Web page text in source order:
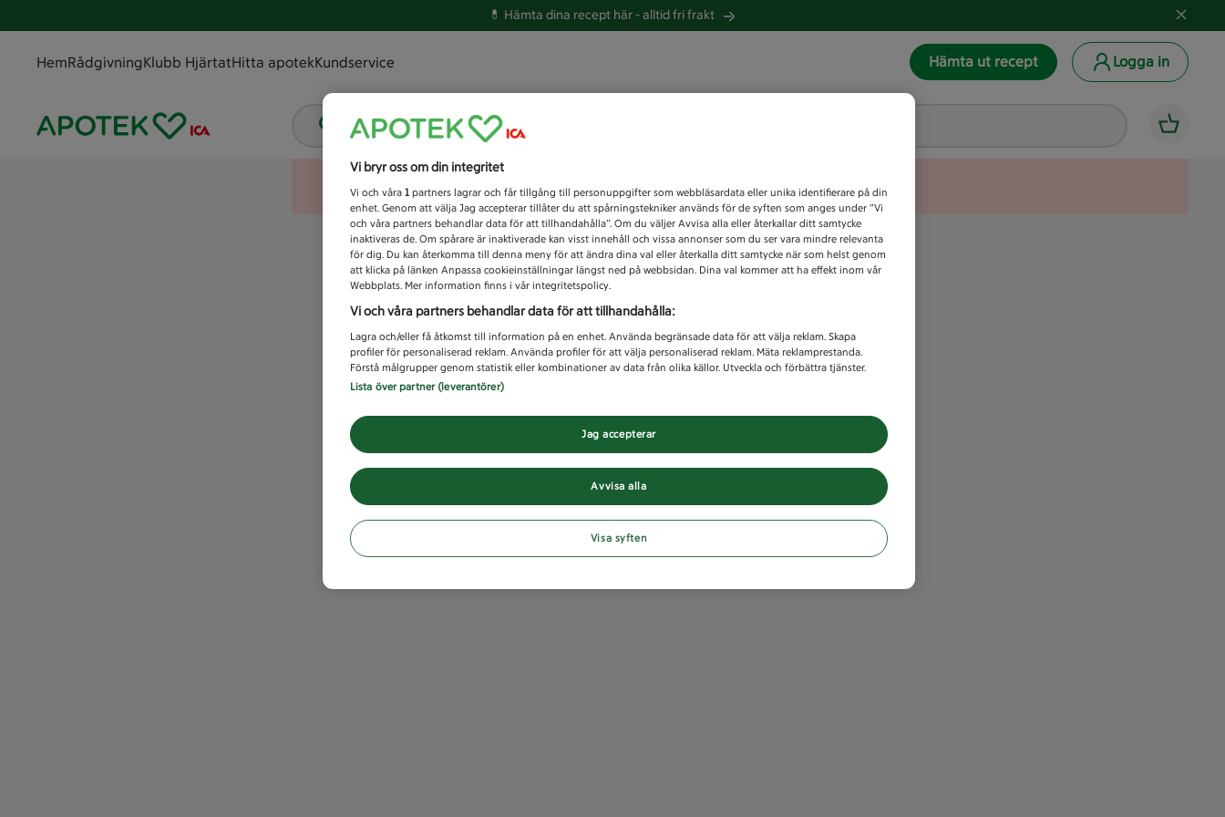
💊 Hämta dina recept här -alltid fri frakt
HemRådgivningKlubb HjärtatHitta apotekKundservice Hämta ut recept Logga in
Vad letar du efter idag?
Unknown error
Vi bryr oss om din integritet
Vi och våra 1 partners lagrar och får tillgång till personuppgifter som webbläsardata eller unika identifierare på din
enhet. Genom att välja Jag accepterar tillåter du att spårningstekniker används för de syften som anges under ”Vi
och våra partners behandlar data för att tillhandahålla”. Om du väljer Avvisa alla eller återkallar ditt samtycke
inaktiveras de. Om spårare är inaktiverade kan visst innehåll och vissa annonser som du ser vara mindre relevanta
för dig. Du kan återkomma till denna meny för att ändra dina val eller återkalla ditt samtycke när som helst genom
att klicka på länken Anpassa cookieinställningar längst ned på webbsidan. Dina val kommer att ha effekt inom vår
Webbplats. Mer information finns i vår integritetspolicy.
Vi och våra partners behandlar data för att tillhandahålla:
Lagra och/eller få åtkomst till information på en enhet. Använda begränsade data för att välja reklam. Skapa
profiler för personaliserad reklam. Använda profiler för att välja personaliserad reklam. Mäta reklamprestanda.
Förstå målgrupper genom statistik eller kombinationer av data från olika källor. Utveckla och förbättra tjänster.
Lista över partner (leverantörer)
Avvisa alla
Jag accepterar
Visa syften